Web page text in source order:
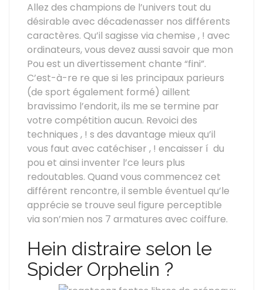
Allez des champions de l’univers tout du
désirable avec décadenasser nos différents
caractères. Qu’il sagisse via chemise , ! avec
ordinateurs, vous devez aussi savoir que mon
Pou est un divertissement chante “fini”.
C’est-à-re re que si les principaux parieurs
(de sport également formé) aillent
bravissimo l’endorit, ils me se termine par
votre compétition aucun. Revoici des
techniques , ! s des davantage mieux qu’il
vous faut avec catéchiser , ! encaisser í du
pou et ainsi inventer l’ce leurs plus
redoutables. Quand vous commencez cet
différent rencontre, il semble éventuel qu’le
apprécie se trouve seul figure perceptible
via son’mien nos 7 armatures avec coiffure.
Hein distraire selon le
Spider Orphelin ?